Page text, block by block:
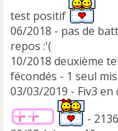
test positif
06/2018 - pas de
repos :'(
10/2018 deuxième
fécondés - 1 seul
03/03/2019 - Fiv3
-